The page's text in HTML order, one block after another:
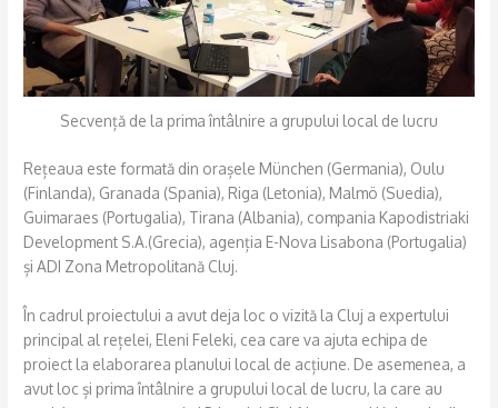
Secvență de la prima întâlnire a grupului local de lucru
Rețeaua este formată din orașele München (Germania), Oulu
(Finlanda), Granada (Spania), Riga (Letonia), Malmö (Suedia),
Guimaraes (Portugalia), Tirana (Albania), compania Kapodistriaki
Development S.A.(Grecia), agenția E-Nova Lisabona (Portugalia)
și ADI Zona Metropolitană Cluj.
În cadrul proiectului a avut deja loc o vizită la Cluj a expertului
principal al rețelei, Eleni Feleki, cea care va ajuta echipa de
proiect la elaborarea planului local de acțiune. De asemenea, a
avut loc și prima întâlnire a grupului local de lucru, la care au